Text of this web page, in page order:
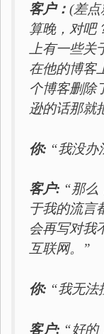
客户： (差点
算晚，对吧
上有一些
在他的博客
个博客删除
逊的话那就
你: “我没办
客户: “那么
于我的流言
会再写对我
互联网。”
你: “我无法
客户: “好的